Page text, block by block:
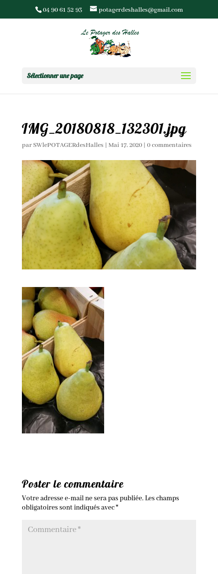
04 90 61 52 93 potagerdeshalles@gmail.com
Sélectionner une page
IMG_20180818_132301.jpg
parSWlePOTAGERdesHalles | Mai 17, 2020| 0 commentaires
Poster le commentaire
Votre adresse e-mail ne sera pas publiée.Les champs
obligatoires sont indiqués avec*